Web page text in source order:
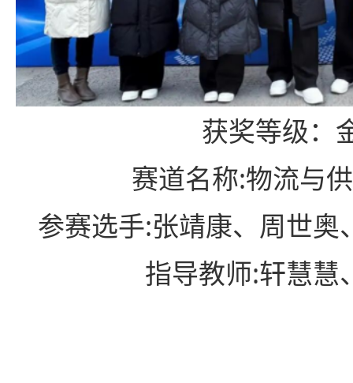
获奖等级：
赛道名称:物流与
参赛选手:张靖康、周世奥
指导教师:轩慧慧